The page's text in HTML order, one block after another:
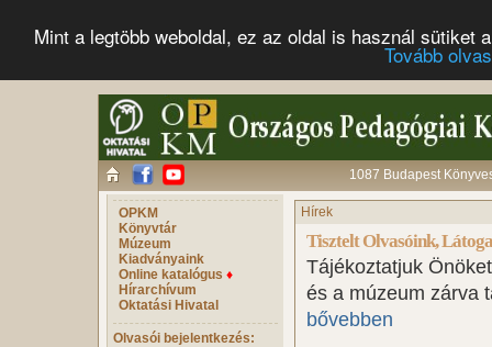
Mint a legtöbb weboldal, ez az oldal is használ sütiket
Tovább
1087 Budapest
OPKM
Könyvtár
Múzeum
Kiadványaink
Online katalógus ♦
Hírarchívum
Oktatási Hivatal
Olvasói bejelentkezés:
Hírek
Tisztelt Olvasóink,
Tájékoztatjuk
és a múzeum zárva
bővebben